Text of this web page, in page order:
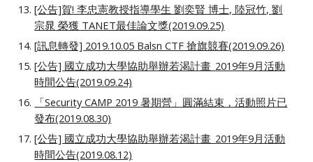
[公告]賀! 李忠憲教授指導學生 劉奕賢 博士, 陸冠竹, 劉
宗晁 榮獲 TANET最佳論文獎(2019.09.25)
[訊息轉發] 2019.10.05 Balsn CTF 搶旗競賽(2019.09.26)
[公告] 國立成功大學協助舉辦若渴計畫_2019年9月活動
時間公告(2019.09.24)
「Security CAMP 2019 暑期營」圓滿結束，活動照片已
發布(2019.08.30)
[公告] 國立成功大學協助舉辦若渴計畫_2019年9月活動
時間公告(2019.08.12)